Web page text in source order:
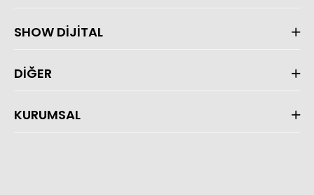
SHOW DİJİTAL
DİĞER
KURUMSAL